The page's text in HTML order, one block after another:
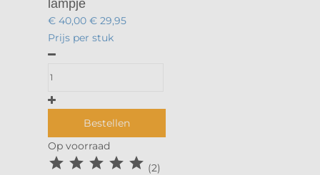
lampje
€ 40,00 € 29,95
Prijs per stuk
Bestellen
Op voorraad
     (2)